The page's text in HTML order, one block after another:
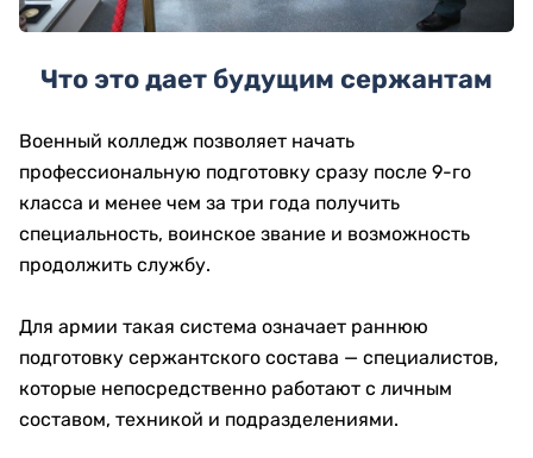
Что это дает будущим сержантам
Военный колледж позволяет начать
профессиональную подготовку сразу после 9-го
класса и менее чем за три года получить
специальность, воинское звание и возможность
продолжить службу.
Для армии такая система означает раннюю
подготовку сержантского состава — специалистов,
которые непосредственно работают с личным
составом, техникой и подразделениями.